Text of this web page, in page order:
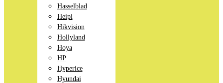
Hasselblad
Heipi
Hikvision
Hollyland
Hoya
HP
Hyperice
Hyundai